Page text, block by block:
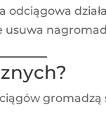
usuwa
gromadzą